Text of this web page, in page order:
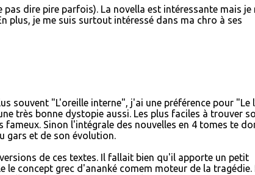
dire pire parfois). La novella est intéressante mais je
plus, je me suis surtout intéressé dans ma chro à ses
souvent "L'oreille interne", j'ai une préférence pour "Le
très bonne dystopie aussi. Les plus faciles à trouver
Sinon l'intégrale des nouvelles en 4 tomes te
gars et de son évolution.
de ces textes. Il fallait bien qu'il apporte un petit
le concept grec d'ananké comem moteur de la tragédie.